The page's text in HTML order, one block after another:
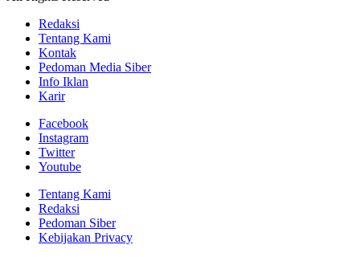
Redaksi
Tentang Kami
Kontak
Pedoman Media Siber
Info Iklan
Karir
Facebook
Instagram
Twitter
Youtube
Tentang Kami
Redaksi
Pedoman Siber
Kebijakan Privacy